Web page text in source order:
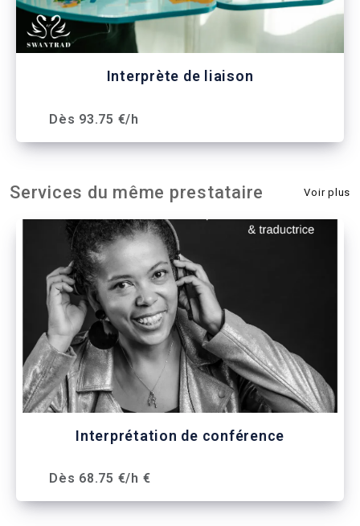
Interprète de liaison
Dès 93.75 €/h
Services du même prestataire Voir plus
Interprétation de conférence
Dès 68.75 €/h €